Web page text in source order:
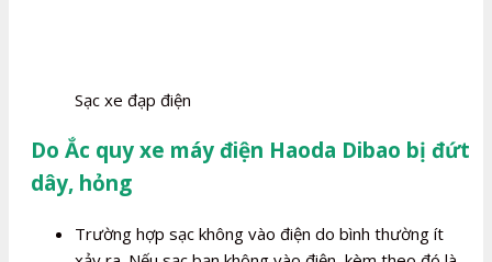
Sạc xe đạp điện
Do Ắc quy xe máy điện Haoda Dibao bị đứt
dây, hỏng
Trường hợp sạc không vào điện do bình thường ít